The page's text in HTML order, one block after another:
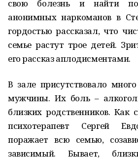
свою болезнь и найти
анонимных наркоманов в
гордостью рассказал, что
семье растут трое детей.
его рассказ аплодисментами.
В зале присутствовало
мужчины. Их боль –
близких родственников. Как
психотерапевт Сергей
поражает всю семью,
зависимый. Бывает,